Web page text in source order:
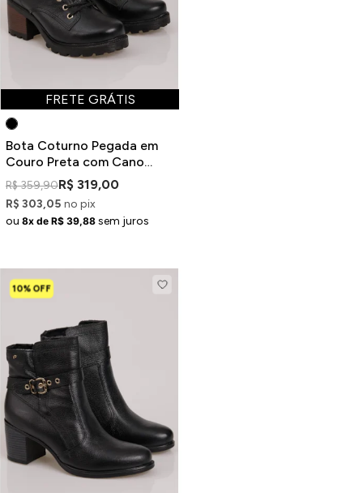
FRETE GRÁTIS
Bota Coturno Pegada em
Couro Preta com Cano
Curto Tratorada
R$ 359,90R$ 319,00
R$ 303,05 no pix
ou 8x de R$ 39,88 sem juros
10% OFF